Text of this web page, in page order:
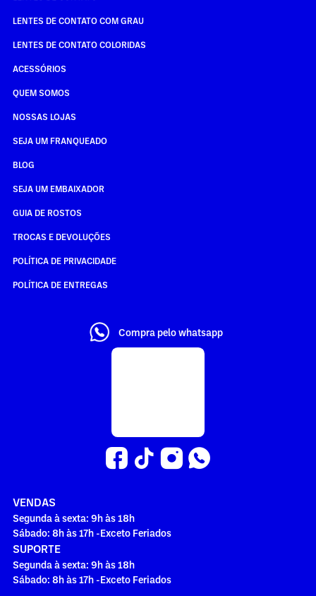
LENTES DE CONTATO COM GRAU
LENTES DE CONTATO COLORIDAS
ACESSÓRIOS
QUEM SOMOS
NOSSAS LOJAS
SEJA UM FRANQUEADO
BLOG
SEJA UM EMBAIXADOR
GUIA DE ROSTOS
TROCAS E DEVOLUÇÕES
POLÍTICA DE PRIVACIDADE
POLÍTICA DE ENTREGAS
Compra pelo whatsapp
VENDAS
Segunda à sexta: 9h às 18h
Sábado: 8h às 17h -Exceto Feriados
SUPORTE
Segunda à sexta: 9h às 18h
Sábado: 8h às 17h -Exceto Feriados